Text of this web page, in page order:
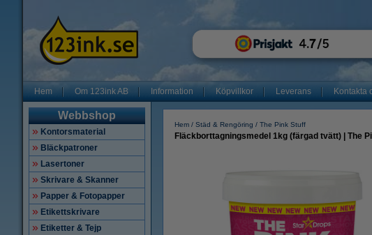
Hem Om 123ink AB Information Köpvillkor Leverans Kontakta
Webbshop
Kontorsmaterial
Bläckpatroner
Lasertoner
Skrivare & Skanner
Papper & Fotopapper
Etikettskrivare
Etiketter & Tejp
Hem Städ & Rengöring The Pink Stuff
Fläckborttagningsmedel 1kg (färgad tvätt) | The